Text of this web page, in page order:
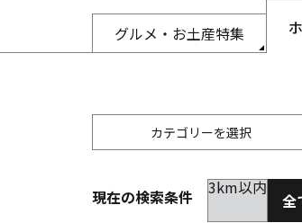
グルメ・お土産特集
カテゴリーを選択
居酒屋
金沢(片町･香林坊･にし茶屋
未選択
現在の検索条件 3km以内
全